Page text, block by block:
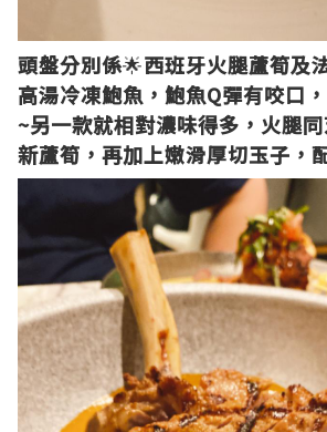
頭盤分別係🌟西班牙火腿蘆筍及
高湯冷凍鮑魚，鮑魚Q彈有咬口
~另一款就相對濃味得多，火腿
新蘆筍，再加上嫩滑厚切玉子，